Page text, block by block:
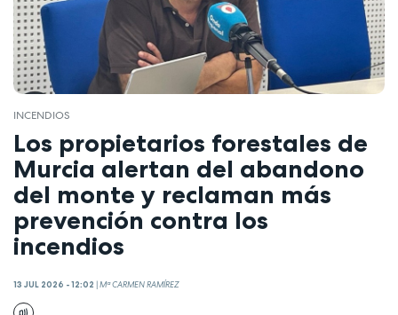
INCENDIOS
Los propietarios forestales de
Murcia alertan del abandono
del monte y reclaman más
prevención contra los
incendios
13 JUL 2026 - 12:02 |Mª CARMEN RAMÍREZ